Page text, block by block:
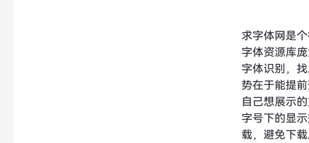
求字体网是
字体资源库
字体识别，
势在于能提
自己想展示
字号下的显
载，避免下